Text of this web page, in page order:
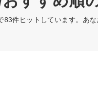
件ヒットしています。あ